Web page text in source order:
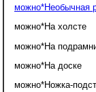
можно*Необычная
можно*На холсте
можно*На
можно*На доске
можно*Ножка-